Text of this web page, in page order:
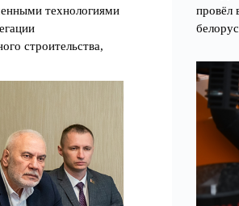
технологиями
строительства,
провёл